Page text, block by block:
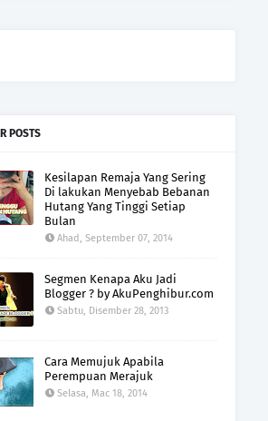
POSTS
Kesilapan Remaja Yang Sering
Di lakukan Menyebab Bebanan
Hutang Yang Tinggi Setiap
Bulan
Ahad, September 07, 2014
Segmen Kenapa Aku Jadi
Blogger ? by AkuPenghibur.com
Sabtu, Disember 28, 2013
Cara Memujuk Apabila
Perempuan Merajuk
Selasa, Mac 18, 2014